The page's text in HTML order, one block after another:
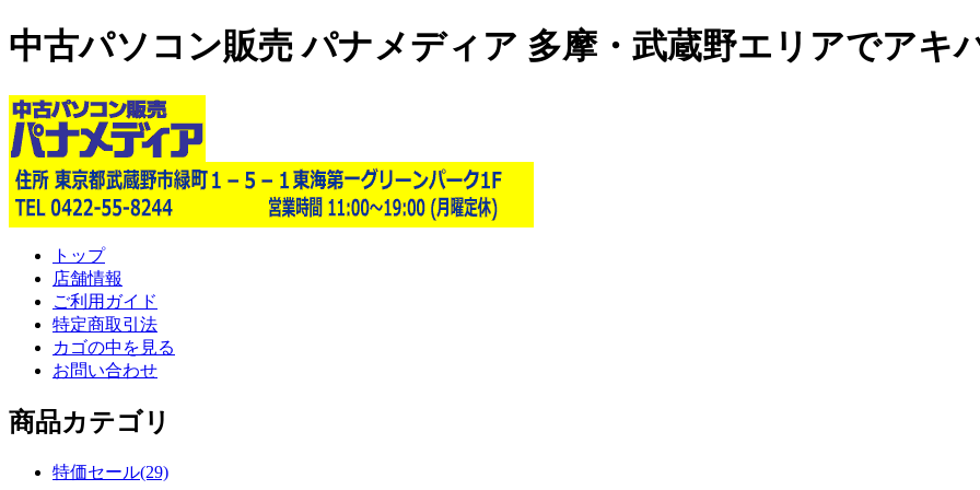
中古パソコン販売 パナメディア 多摩・武蔵野エリアでアキ
トップ
店舗情報
ご利用ガイド
特定商取引法
カゴの中を見る
お問い合わせ
商品カテゴリ
特価セール(29)